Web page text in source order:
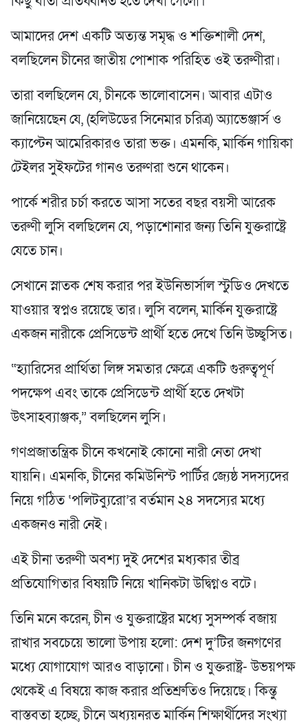
আমাদের দেশ একটি অত্যন্ত সমৃদ্ধ ও শক্তিশালী দেশ,
বলছিলেন চীনের জাতীয় পোশাক পরিহিত ওই তরুণীরা।
তারা বলছিলেন যে, চীনকে ভালোবাসেন। আবার এটাও
জানিয়েছেন যে, (হলিউডের সিনেমার চরিত্র) অ্যাভেঞ্জার্স ও
ক্যাপ্টেন আমেরিকারও তারা ভক্ত। এমনকি, মার্কিন গায়িকা
টেইলর সুইফটের গানও তরুণরা শুনে থাকেন।
পার্কে শরীর চর্চা করতে আসা সতের বছর বয়সী আরেক
তরুণী লুসি বলছিলেন যে, পড়াশোনার জন্য তিনি যুক্তরাষ্ট্রে
যেতে চান।
সেখানে স্নাতক শেষ করার পর ইউনিভার্সাল স্টুডিও দেখতে
যাওয়ার স্বপ্নও রয়েছে তার। লুসি বলেন, মার্কিন যুক্তরাষ্ট্রে
একজন নারীকে প্রেসিডেন্ট প্রার্থী হতে দেখে তিনি উচ্ছ্বসিত।
“হ্যারিসের প্রার্থিতা লিঙ্গ সমতার ক্ষেত্রে একটি গুরুত্বপূর্ণ
পদক্ষেপ এবং তাকে প্রেসিডেন্ট প্রার্থী হতে দেখটা
উৎসাহব্যাঞ্জক,” বলছিলেন লুসি।
গণপ্রজাতন্ত্রিক চীনে কখনোই কোনো নারী নেতা দেখা
যায়নি। এমনকি, চীনের কমিউনিস্ট পার্টির জ্যেষ্ঠ সদস্যদের
নিয়ে গঠিত ‘পলিটব্যুরো’র বর্তমান ২৪ সদস্যের মধ্যে
একজনও নারী নেই।
এই চীনা তরুণী অবশ্য দুই দেশের মধ্যকার তীব্র
প্রতিযোগিতার বিষয়টি নিয়ে খানিকটা উদ্বিগ্নও বটে।
তিনি মনে করেন, চীন ও যুক্তরাষ্ট্রের মধ্যে সুসম্পর্ক বজায়
রাখার সবচেয়ে ভালো উপায় হলো: দেশ দু’টির জনগণের
মধ্যে যোগাযোগ আরও বাড়ানো। চীন ও যুক্তরাষ্ট্র- উভয়পক্ষ
থেকেই এ বিষয়ে কাজ করার প্রতিশ্রুতিও দিয়েছে। কিন্তু
বাস্তবতা হচ্ছে, চীনে অধ্যয়নরত মার্কিন শিক্ষার্থীদের সংখ্যা